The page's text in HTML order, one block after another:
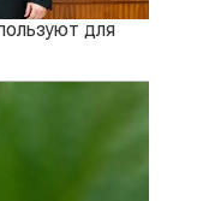
для